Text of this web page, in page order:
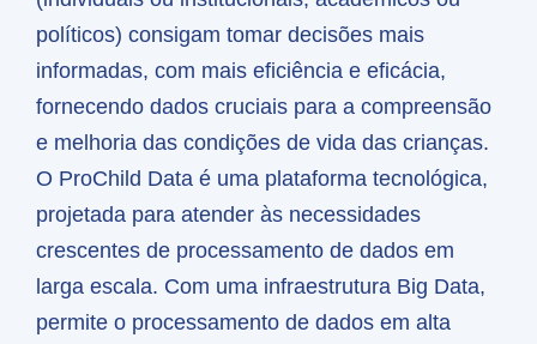
políticos) consigam tomar decisões mais
informadas, com mais eficiência e eficácia,
fornecendo dados cruciais para a compreensão
e melhoria das condições de vida das crianças.
O ProChild Data é uma plataforma tecnológica,
projetada para atender às necessidades
crescentes de processamento de dados em
larga escala. Com uma infraestrutura Big Data,
permite o processamento de dados em alta